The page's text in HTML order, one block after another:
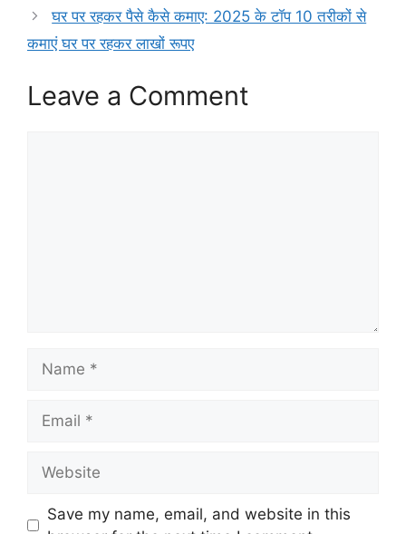
घर पर रहकर पैसे कैसे कमाए: 2025 के टॉप 10 तरीकों से
कमाएं घर पर रहकर लाखों रूपए
Leave a Comment
Save my name, email, and website in this